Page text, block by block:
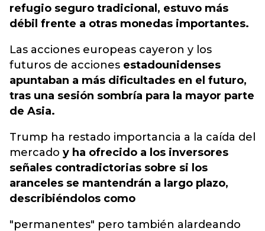
refugio seguro tradicional, estuvo más
débil frente a otras monedas importantes.
Las acciones europeas cayeron y los
futuros de acciones estadounidenses
apuntaban a más dificultades en el futuro,
tras una sesión sombría para la mayor parte
de Asia.
Trump ha restado importancia a la caída del
mercado y ha ofrecido a los inversores
señales contradictorias sobre si los
aranceles se mantendrán a largo plazo,
describiéndolos como
"permanentes" pero también alardeando